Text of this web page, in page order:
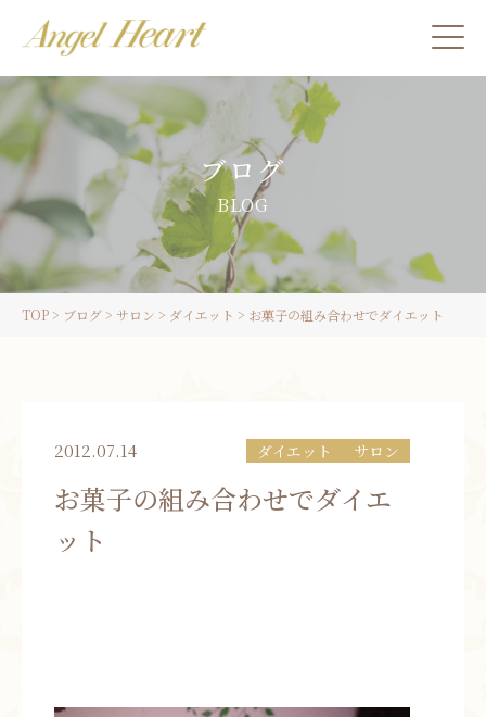
施術をご希望の方
カウンセリングをご希望の方へ
スクール受講生の方へ
お問い合わせ
ブログ
BLOG
TOP> ブログ> サロン > ダイエット > お菓子の組み合わせでダイエット
2012.07.14 ダイエット サロン
お菓子の組み合わせでダイエ
ット